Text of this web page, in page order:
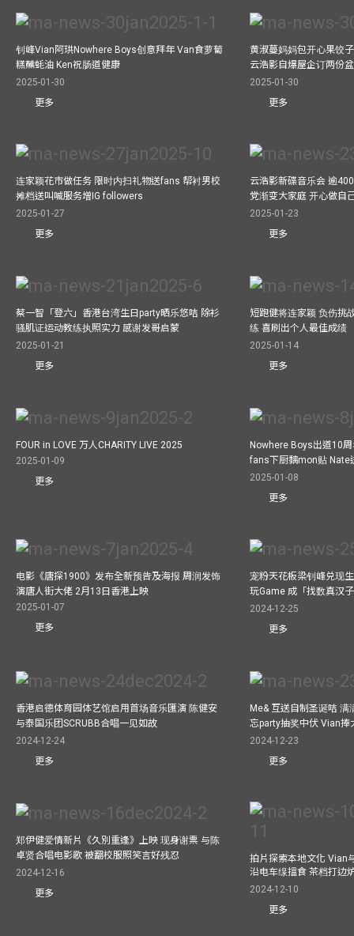
钊峰Vian阿珙Nowhere Boys创意拜年 Van食萝蔔
糕蘸蚝油 Ken祝肠道健康
2025-01-30
更多
黄淑蔓妈妈包开心果饺
云浩影自爆屋企订两份
2025-01-30
更多
连家颖花市做任务 限时内扫礼物送fans 帮衬男校
摊档送叫喊服务增IG followers
2025-01-27
更多
云浩影新碟音乐会 逾
党渐变大家庭 开心做自
2025-01-23
更多
蔡一智「登六」香港台湾生日party晒乐悠咭 除衫
骚肌证运动教练执照实力 感谢发哥启蒙
2025-01-21
更多
短跑健将连家颖 负伤挑
练 喜刷出个人最佳成绩
2025-01-14
更多
FOUR in LOVE 万人CHARITY LIVE 2025
2025-01-09
更多
Nowhere Boys出道10
fans下厨黐mon贴 Nate
2025-01-08
更多
电影《唐探1900》发布全新预告及海报 周润发饰
演唐人街大佬 2月13日香港上映
2025-01-07
更多
宠粉天花板梁钊峰兑现
玩Game 成「找数真汉
2024-12-25
更多
香港启德体育园体艺馆启用首场音乐匯演 陈健安
与泰国乐团SCRUBB合唱一见如故
2024-12-24
更多
Me& 互送自制圣诞咭
忘party抽奖中伏 Vian捧
2024-12-23
更多
郑伊健爱情新片《久別重逢》上映 现身谢票 与陈
卓贤合唱电影歌 被翻校服照笑言好残忍
2024-12-16
更多
拍片探索本地文化 Vian
沿电车缐搵食 茶档打边
2024-12-10
更多